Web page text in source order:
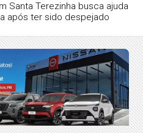
Santa Terezinha busca ajuda
após ter sido despejado